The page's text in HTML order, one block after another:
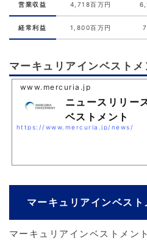
営業収益 4,718百万円
経常利益 1,800百万円
マーキュリアインベスト
www.mercuria.jp
ニュースリリー
ベストメント
https://www.mercuria.jp/news/
マーキュリアインベス
マーキュリアインベストメン